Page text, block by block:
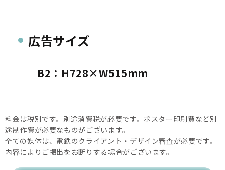
広告サイズ
B2：H728×W515mm
料金は税別です。別途消費税が必要です。ポスター印刷費など別
途制作費が必要なものがございます。
全ての媒体は、電鉄のクライアント・デザイン審査が必要です。
内容によりご掲出をお断りする場合がございます。